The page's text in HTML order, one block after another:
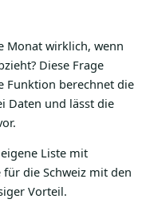
Monat wirklich, wenn
Diese Frage
Funktion berechnet die
Daten und lässt die
Liste mit
die Schweiz mit den
Vorteil.